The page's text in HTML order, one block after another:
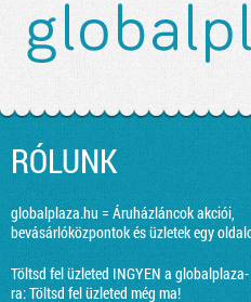
RÓLUNK
globalplaza.hu = Áruházláncok akciói,
bevásárlóközpontok és üzletek egy
Töltsd fel üzleted INGYEN a globalplaza-
ra:Töltsd fel üzleted még ma!